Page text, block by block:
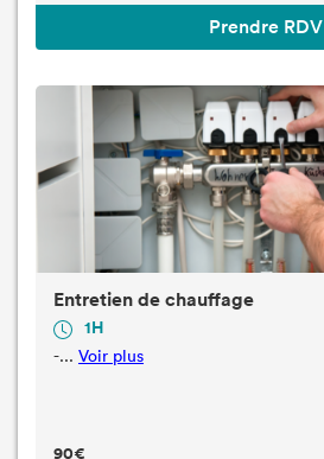
Prendre RDV
Entretien de chauffage
1H
-... Voir plus
90€